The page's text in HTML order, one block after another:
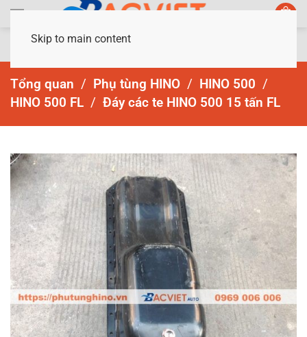
Skip to main content
Tổng quan Phụ tùng HINO
HINO 500
HINO 500 FL
Đáy các te HINO 500 15 tấn FL